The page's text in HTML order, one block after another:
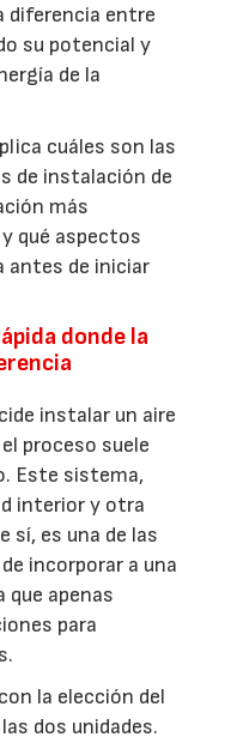
diferencia entre
su potencial y
de la
cuáles son las
de instalación de
más
qué aspectos
antes de iniciar
donde la
instalar un aire
proceso suele
Este sistema,
interior y otra
sí, es una de las
incorporar a una
que apenas
para
la elección del
dos unidades.